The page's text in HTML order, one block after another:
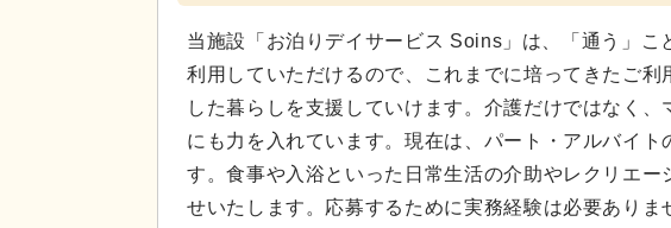
当施設「お泊りデイサービス Soins」は、「通う」
利用していただけるので、これまでに培ってきたご
した暮らしを支援していけます。介護だけではなく
にも力を入れています。現在は、パート・アルバイ
す。食事や入浴といった日常生活の介助やレクリエ
せいたします。応募するために実務経験は必要あり